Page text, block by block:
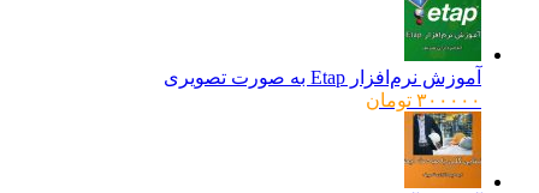
آموزش نرم‌افزار Etap به صورت تصویری
۳۰۰۰۰۰ تومان